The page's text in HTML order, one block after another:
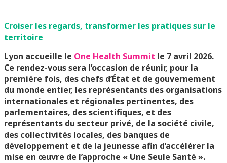
Croiser les regards, transformer les pratiques sur le
territoire
Lyon accueille le One Health Summit le 7 avril 2026.
Ce rendez-vous sera l’occasion de réunir, pour la
première fois, des chefs d’État et de gouvernement
du monde entier, les représentants des organisations
internationales et régionales pertinentes, des
parlementaires, des scientifiques, et des
représentants du secteur privé, de la société civile,
des collectivités locales, des banques de
développement et de la jeunesse afin d’accélérer la
mise en œuvre de l’approche « Une Seule Santé ».